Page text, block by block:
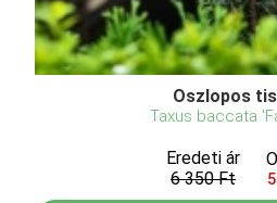
Oszlopos
Taxus baccata
Eredeti ár
6 350 Ft